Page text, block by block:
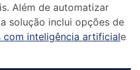
Além de automatizar
solução inclui opções de
com inteligência artificiale